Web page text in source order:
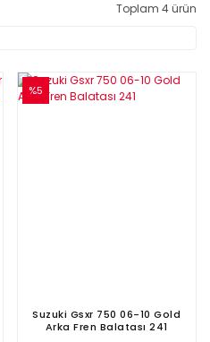
Toplam 4 ürün
%5
Suzuki Gsxr 750 06-10 Gold
Arka Fren Balatası 241